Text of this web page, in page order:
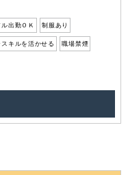
出勤ＯＫ 制服あり
キルを活かせる 職場禁煙